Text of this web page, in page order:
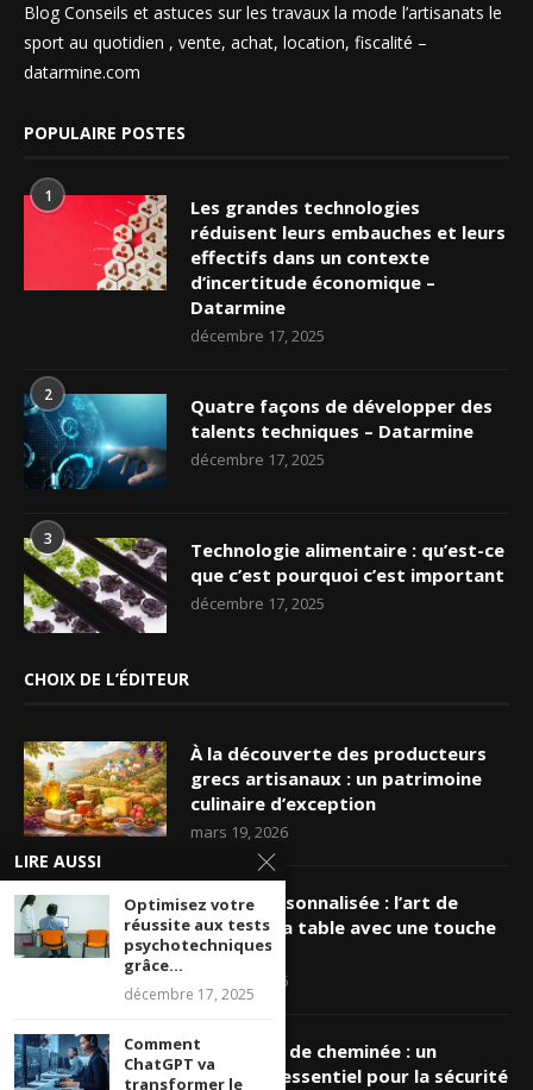
Blog Conseils et astuces sur les travaux la mode l’artisanats le
sport au quotidien , vente, achat, location, fiscalité –
datarmine.com
POPULAIRE POSTES
1
Les grandes technologies
réduisent leurs embauches et leurs
effectifs dans un contexte
d’incertitude économique –
Datarmine
décembre 17, 2025
2
Quatre façons de développer des
talents techniques – Datarmine
décembre 17, 2025
3
Technologie alimentaire : qu’est-ce
que c’est pourquoi c’est important
décembre 17, 2025
CHOIX DE L’ÉDITEUR
À la découverte des producteurs
grecs artisanaux : un patrimoine
culinaire d’exception
mars 19, 2026
Nappe personnalisée : l’art de
sublimer sa table avec une touche
unique
mars 16, 2026
Ramonage de cheminée : un
entretien essentiel pour la sécurité
LIRE AUSSI
Optimisez votre
réussite aux tests
psychotechniques
grâce...
décembre 17, 2025
Comment
ChatGPT va
transformer le